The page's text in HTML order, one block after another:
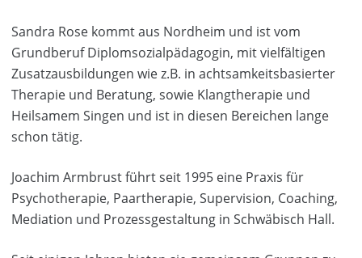
Sandra Rose kommt aus Nordheim und ist vom
Grundberuf Diplomsozialpädagogin, mit vielfältigen
Zusatzausbildungen wie z.B. in achtsamkeitsbasierter
Therapie und Beratung, sowie Klangtherapie und
Heilsamem Singen und ist in diesen Bereichen lange
schon tätig.
Joachim Armbrust führt seit 1995 eine Praxis für
Psychotherapie, Paartherapie, Supervision, Coaching,
Mediation und Prozessgestaltung in Schwäbisch Hall.